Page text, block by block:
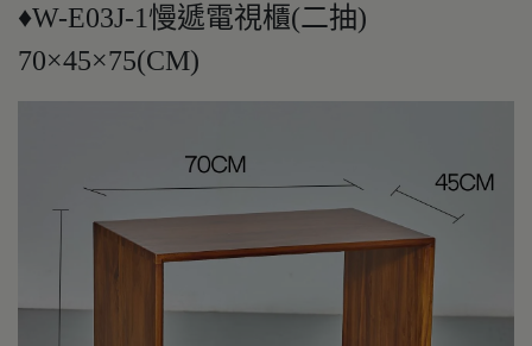
♦W-E03J-1慢遞電視櫃(二抽)
70×45×75(CM)